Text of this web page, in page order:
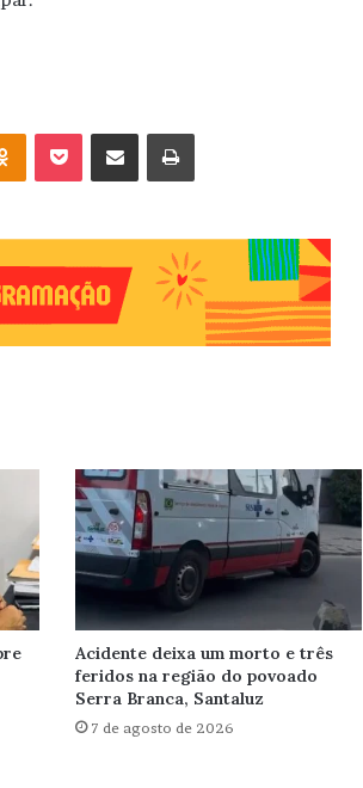
OK
Acidente deixa um morto e três
feridos na região do povoado
Serra Branca, Santaluz
7 de agosto de 2026